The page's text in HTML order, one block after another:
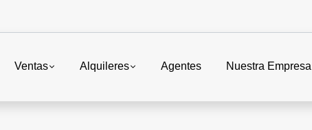
Ventas Alquileres Agentes Nuestra Empresa